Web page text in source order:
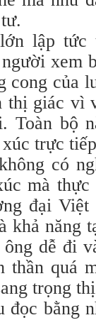
lập tức
xem
cong của
thị giác vì
Toàn bộ
xúc trực
có
mà
đại
khả năng
ông dễ đi
thần quá
trọng
đọc bằng